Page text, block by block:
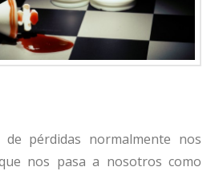
de pérdidas normalmente nos
nos pasa a nosotros como